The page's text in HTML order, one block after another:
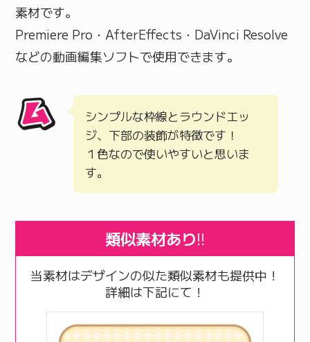
素材です。
Premiere Pro・AfterEffects・DaVinci Resolve
などの動画編集ソフトで使用できます。
シンプルな枠線とラウンドエッ
ジ、下部の装飾が特徴です！
１色なので使いやすいと思いま
す。
類似素材あり!!
当素材はデザインの似た類似素材も提供中！
詳細は下記にて！